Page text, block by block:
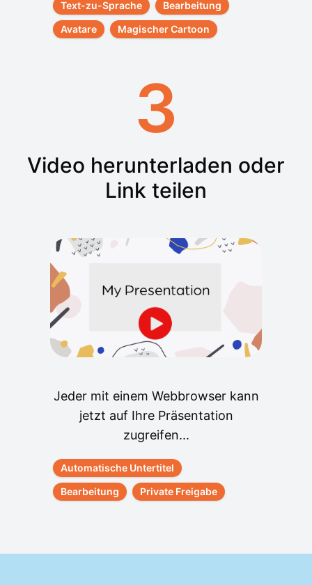
Text-zu-Sprache
Bearbeitung
Avatare
Magischer Cartoon
3
Video herunterladen oder
Link teilen
Jeder mit einem Webbrowser kann
jetzt auf Ihre Präsentation
zugreifen...
Automatische Untertitel
Bearbeitung
Private Freigabe